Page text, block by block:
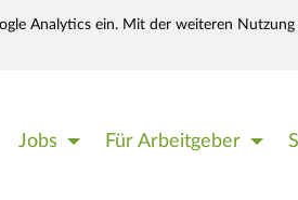
Analytics ein. Mit der weiteren
Jobs Für Arbeitgeber